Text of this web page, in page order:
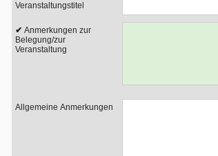
Veranstaltungstitel
Belegung/zur
Veranstaltung
Allgemeine Anmerkungen